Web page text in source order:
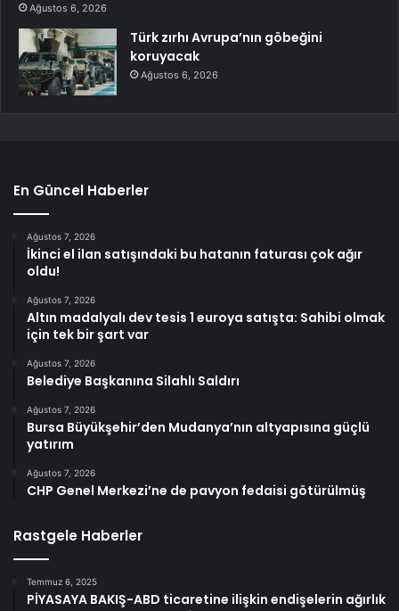
Ağustos 6, 2026
Türk zırhı Avrupa’nın göbeğini
koruyacak
Ağustos 6, 2026
En Güncel Haberler
Ağustos 7, 2026
İkinci el ilan satışındaki bu hatanın faturası çok ağır
oldu!
Ağustos 7, 2026
Altın madalyalı dev tesis 1 euroya satışta: Sahibi olmak
için tek bir şart var
Ağustos 7, 2026
Belediye Başkanına Silahlı Saldırı
Ağustos 7, 2026
Bursa Büyükşehir’den Mudanya’nın altyapısına güçlü
yatırım
Ağustos 7, 2026
CHP Genel Merkezi’ne de pavyon fedaisi götürülmüş
Rastgele Haberler
Temmuz 6, 2025
PİYASAYA BAKIŞ-ABD ticaretine ilişkin endişelerin ağırlık